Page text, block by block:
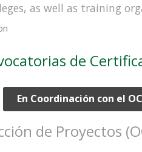
as well as training
de
En Coordinación con el
de Proyectos